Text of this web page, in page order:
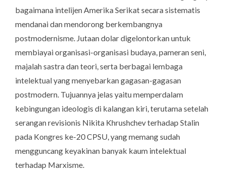
bagaimana intelijen Amerika Serikat secara sistematis
mendanai dan mendorong berkembangnya
postmodernisme. Jutaan dolar digelontorkan untuk
membiayai organisasi-organisasi budaya, pameran seni,
majalah sastra dan teori, serta berbagai lembaga
intelektual yang menyebarkan gagasan-gagasan
postmodern. Tujuannya jelas yaitu memperdalam
kebingungan ideologis di kalangan kiri, terutama setelah
serangan revisionis Nikita Khrushchev terhadap Stalin
pada Kongres ke-20 CPSU, yang memang sudah
mengguncang keyakinan banyak kaum intelektual
terhadap Marxisme.